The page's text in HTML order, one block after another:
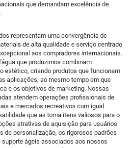
que demandam excelência de
representam uma convergência de
de alta qualidade e serviço centrado
aos compradores internacionais.
que produzimos combinam
estético, criando produtos que funcionam
aplicações, ao mesmo tempo em que
e os objetivos de marketing. Nossas
atendem operações profissionais de
e mercados recreativos com igual
que as torna itens valiosos para o
atrativas de aquisição para usuários
de personalização, os rigorosos padrões
ágeis associados aos nossos